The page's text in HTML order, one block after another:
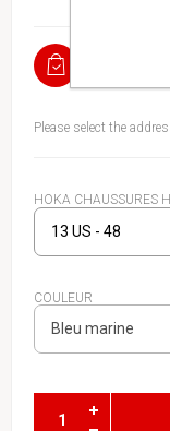
Please select the
HOKA CHAUSSURES
COULEUR